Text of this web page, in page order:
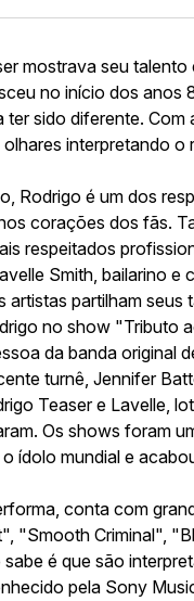
mostrava seu
no início dos anos
sido diferente. Com
interpretando o
Rodrigo é um dos
corações dos fãs.
respeitados
Smith, bailarino e
artistas partilham seus
no show "Tributo
da banda original
turnê, Jennifer
Teaser e Lavelle,
Os shows foram
ídolo mundial e
conta com
"Smooth Criminal",
é que são
pela Sony